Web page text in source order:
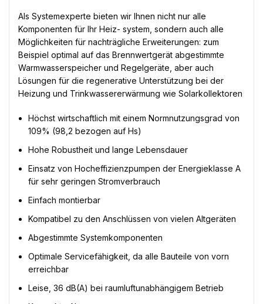
Als Systemexperte bieten wir Ihnen nicht nur alle
Komponenten für Ihr Heiz- system, sondern auch alle
Möglichkeiten für nachträgliche Erweiterungen: zum
Beispiel optimal auf das Brennwertgerät abgestimmte
Warmwasserspeicher und Regelgeräte, aber auch
Lösungen für die regenerative Unterstützung bei der
Heizung und Trinkwassererwärmung wie Solarkollektoren
Höchst wirtschaftlich mit einem Normnutzungsgrad von
109% (98,2 bezogen auf Hs)
Hohe Robustheit und lange Lebensdauer
Einsatz von Hocheffizienzpumpen der Energieklasse A
für sehr geringen Stromverbrauch
Einfach montierbar
Kompatibel zu den Anschlüssen von vielen Altgeräten
Abgestimmte Systemkomponenten
Optimale Servicefähigkeit, da alle Bauteile von vorn
erreichbar
Leise, 36 dB(A) bei raumluftunabhängigem Betrieb